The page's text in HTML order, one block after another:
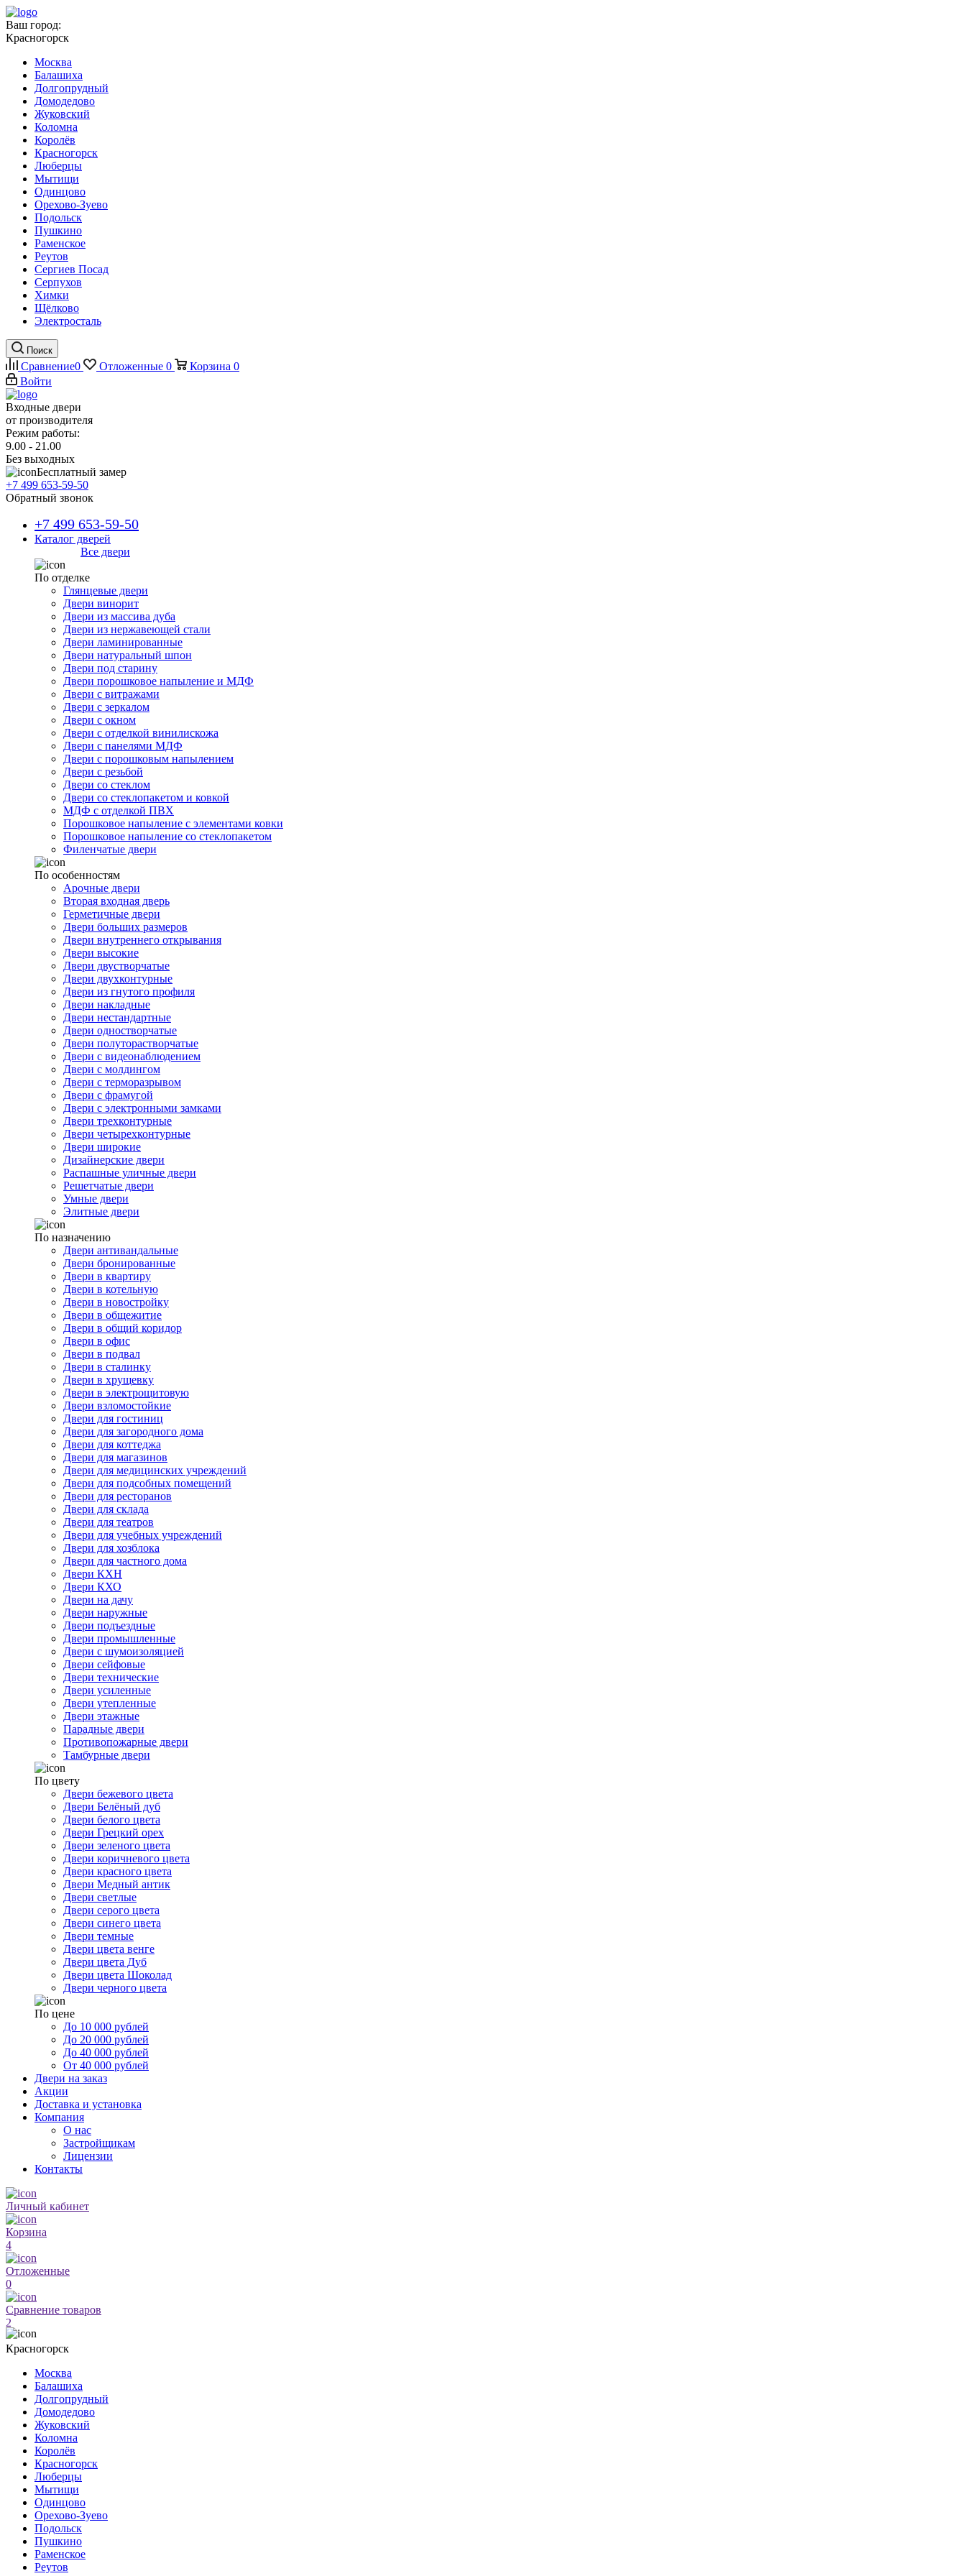
Ваш город:
Красногорск
Москва
Балашиха
Долгопрудный
Домодедово
Жуковский
Коломна
Королёв
Красногорск
Люберцы
Мытищи
Одинцово
Орехово-Зуево
Подольск
Пушкино
Раменское
Реутов
Сергиев Посад
Серпухов
Химки
Щёлково
Электросталь
Поиск
Сравнение0 Отложенные 0 Корзина 0
Войти
Входные двери
от производителя
Режим работы:
9.00 - 21.00
Без выходных
Бесплатный замер
+7 499 653-59-50
Обратный звонок
+7 499 653-59-50
Каталог дверей
Все двери
По отделке
Глянцевые двери
Двери винорит
Двери из массива дуба
Двери из нержавеющей стали
Двери ламинированные
Двери натуральный шпон
Двери под старину
Двери порошковое напыление и МДФ
Двери с витражами
Двери с зеркалом
Двери с окном
Двери с отделкой винилискожа
Двери с панелями МДФ
Двери с порошковым напылением
Двери с резьбой
Двери со стеклом
Двери со стеклопакетом и ковкой
МДФ с отделкой ПВХ
Порошковое напыление с элементами ковки
Порошковое напыление со стеклопакетом
Филенчатые двери
По особенностям
Арочные двери
Вторая входная дверь
Герметичные двери
Двери больших размеров
Двери внутреннего открывания
Двери высокие
Двери двустворчатые
Двери двухконтурные
Двери из гнутого профиля
Двери накладные
Двери нестандартные
Двери одностворчатые
Двери полуторастворчатые
Двери с видеонаблюдением
Двери с молдингом
Двери с терморазрывом
Двери с фрамугой
Двери с электронными замками
Двери трехконтурные
Двери четырехконтурные
Двери широкие
Дизайнерские двери
Распашные уличные двери
Решетчатые двери
Умные двери
Элитные двери
По назначению
Двери антивандальные
Двери бронированные
Двери в квартиру
Двери в котельную
Двери в новостройку
Двери в общежитие
Двери в общий коридор
Двери в офис
Двери в подвал
Двери в сталинку
Двери в хрущевку
Двери в электрощитовую
Двери взломостойкие
Двери для гостиниц
Двери для загородного дома
Двери для коттеджа
Двери для магазинов
Двери для медицинских учреждений
Двери для подсобных помещений
Двери для ресторанов
Двери для склада
Двери для театров
Двери для учебных учреждений
Двери для хозблока
Двери для частного дома
Двери КХН
Двери КХО
Двери на дачу
Двери наружные
Двери подъездные
Двери промышленные
Двери с шумоизоляцией
Двери сейфовые
Двери технические
Двери усиленные
Двери утепленные
Двери этажные
Парадные двери
Противопожарные двери
Тамбурные двери
По цвету
Двери бежевого цвета
Двери Белёный дуб
Двери белого цвета
Двери Грецкий орех
Двери зеленого цвета
Двери коричневого цвета
Двери красного цвета
Двери Медный антик
Двери светлые
Двери серого цвета
Двери синего цвета
Двери темные
Двери цвета венге
Двери цвета Дуб
Двери цвета Шоколад
Двери черного цвета
По цене
До 10 000 рублей
До 20 000 рублей
До 40 000 рублей
От 40 000 рублей
Двери на заказ
Акции
Доставка и установка
Компания
О нас
Застройщикам
Лицензии
Контакты
Личный кабинет
Корзина
4
Отложенные
0
Сравнение товаров
2
Красногорск
Москва
Балашиха
Долгопрудный
Домодедово
Жуковский
Коломна
Королёв
Красногорск
Люберцы
Мытищи
Одинцово
Орехово-Зуево
Подольск
Пушкино
Раменское
Реутов